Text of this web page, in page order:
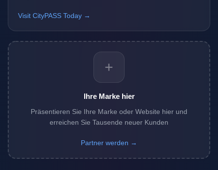
Visit CityPASS Today →
+
Ihre Marke hier
Präsentieren Sie Ihre Marke oder Website hier und
erreichen Sie Tausende neuer Kunden
Partner werden →